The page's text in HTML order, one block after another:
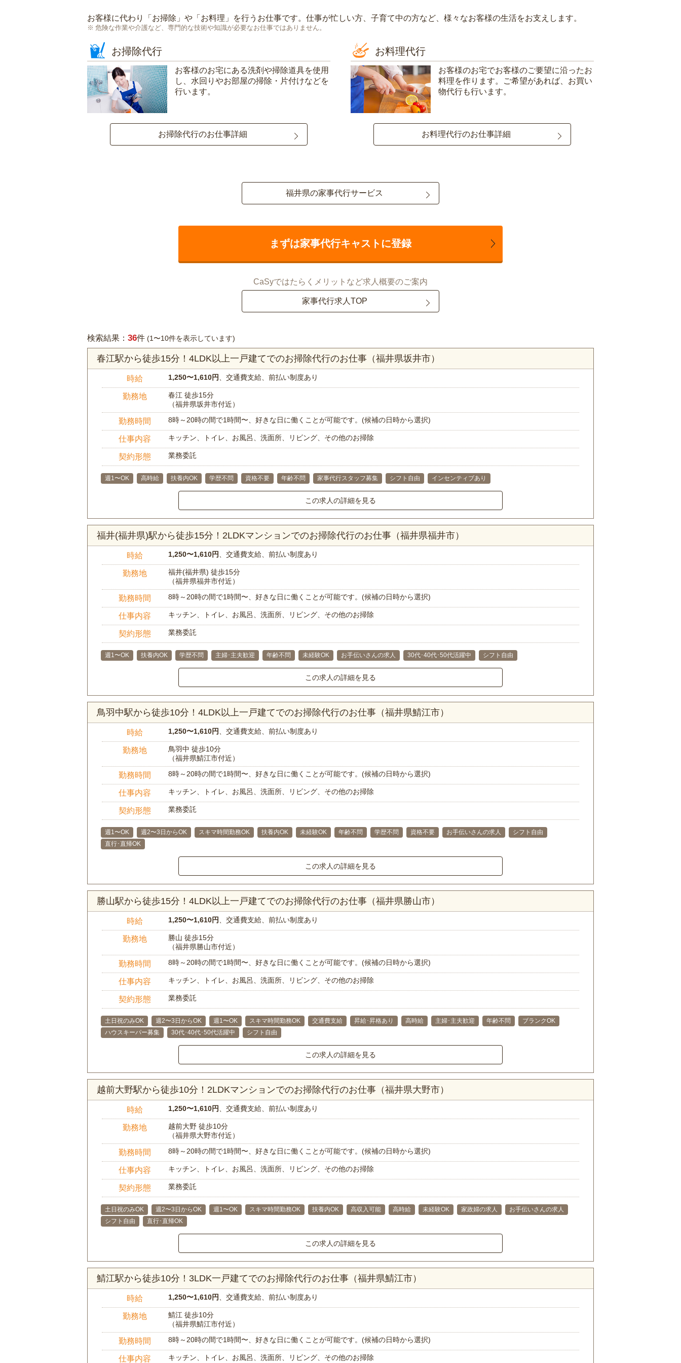
お客様に代わり「 お掃除 」や「 お料理 」を行うお仕事です。仕事が忙しい方、子育て中の方など、様々なお客様の生活をお支えします。
危険な作業や介護など、専門的な技術や知識が必要なお仕事ではありません。
お掃除代行
お客様のお宅にある洗剤や掃除道具を使用
し、水回りやお部屋の掃除・片付けなどを
行います。
お掃除代行のお仕事詳細
お料理代行
お客様のお宅でお客様のご要望に沿ったお
料理を作ります。ご希望があれば、お買い
物代行も行います。
お料理代行のお仕事詳細
福井県の家事代行サービス
まずは家事代行キャストに登録
CaSyではたらくメリットなど求人概要のご案内
家事代行求人TOP
検索結果： 36件 (1〜10件を表示しています)
春江駅から徒歩15分！4LDK以上一戸建てでのお掃除代行のお仕事（福井県坂井市）
時給 1,250〜1,610円 、交通費支給、前払い制度あり
勤務地
春江 徒歩15分
（福井県坂井市付近）
勤務時間 8時～20時の間で1時間〜、好きな日に働くことが可能です。(候補の日時から選択)
仕事内容 キッチン、トイレ、お風呂、洗面所、リビング、その他のお掃除
契約形態 業務委託
週1〜OK 高時給 扶養内OK 学歴不問 資格不要 年齢不問 家事代行スタッフ募集 シフト自由 インセンティブあり
この求人の詳細を見る
福井(福井県)駅から徒歩15分！2LDKマンションでのお掃除代行のお仕事（福井県福井市）
時給 1,250〜1,610円 、交通費支給、前払い制度あり
勤務地
福井(福井県) 徒歩15分
（福井県福井市付近）
勤務時間 8時～20時の間で1時間〜、好きな日に働くことが可能です。(候補の日時から選択)
仕事内容 キッチン、トイレ、お風呂、洗面所、リビング、その他のお掃除
契約形態 業務委託
週1〜OK 扶養内OK 学歴不問 主婦･主夫歓迎 年齢不問 未経験OK お手伝いさんの求人 30代･40代･50代活躍中 シフト自由
この求人の詳細を見る
鳥羽中駅から徒歩10分！4LDK以上一戸建てでのお掃除代行のお仕事（福井県鯖江市）
時給 1,250〜1,610円 、交通費支給、前払い制度あり
勤務地
鳥羽中 徒歩10分
（福井県鯖江市付近）
勤務時間 8時～20時の間で1時間〜、好きな日に働くことが可能です。(候補の日時から選択)
仕事内容 キッチン、トイレ、お風呂、洗面所、リビング、その他のお掃除
契約形態 業務委託
週1〜OK 週2〜3日からOK スキマ時間勤務OK 扶養内OK 未経験OK 年齢不問 学歴不問 資格不要 お手伝いさんの求人
シフト自由
直行･直帰OK
この求人の詳細を見る
勝山駅から徒歩15分！4LDK以上一戸建てでのお掃除代行のお仕事（福井県勝山市）
時給 1,250〜1,610円 、交通費支給、前払い制度あり
勤務地
勝山 徒歩15分
（福井県勝山市付近）
勤務時間 8時～20時の間で1時間〜、好きな日に働くことが可能です。(候補の日時から選択)
仕事内容 キッチン、トイレ、お風呂、洗面所、リビング、その他のお掃除
契約形態 業務委託
土日祝のみOK 週2〜3日からOK 週1〜OK スキマ時間勤務OK 交通費支給 昇給･昇格あり 高時給 主婦･主夫歓迎 年齢不問
ブランクOK
ハウスキーパー募集
30代･40代･50代活躍中 シフト自由
この求人の詳細を見る
越前大野駅から徒歩10分！2LDKマンションでのお掃除代行のお仕事（福井県大野市）
時給 1,250〜1,610円 、交通費支給、前払い制度あり
勤務地
越前大野 徒歩10分
（福井県大野市付近）
勤務時間 8時～20時の間で1時間〜、好きな日に働くことが可能です。(候補の日時から選択)
仕事内容 キッチン、トイレ、お風呂、洗面所、リビング、その他のお掃除
契約形態 業務委託
土日祝のみOK 週2〜3日からOK 週1〜OK スキマ時間勤務OK 扶養内OK 高収入可能 高時給 未経験OK 家政婦の求人
お手伝いさんの求人
シフト自由
直行･直帰OK
この求人の詳細を見る
鯖江駅から徒歩10分！3LDK一戸建てでのお掃除代行のお仕事（福井県鯖江市）
時給 1,250〜1,610円 、交通費支給、前払い制度あり
勤務地
鯖江 徒歩10分
（福井県鯖江市付近）
勤務時間 8時～20時の間で1時間〜、好きな日に働くことが可能です。(候補の日時から選択)
仕事内容 キッチン、トイレ、お風呂、洗面所、リビング、その他のお掃除